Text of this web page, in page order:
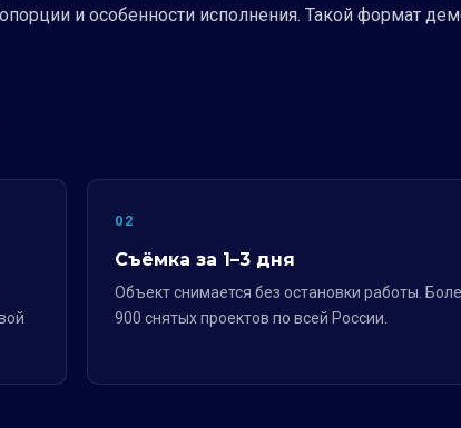
и особенности исполнения. Такой формат
02
Съёмка за 1–3 дня
Объект снимается без остановки работы.
900 снятых проектов по всей России.